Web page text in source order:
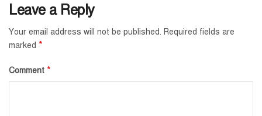
Leave a Reply
Your email address will not be published. Required fields are
marked *
Comment *